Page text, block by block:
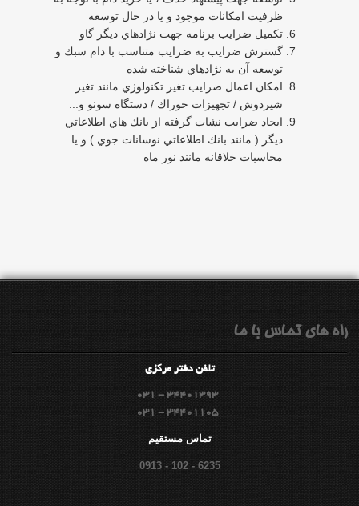
ظرفيت امكانات موجود و يا در حال توسعه
تكميل ضرايب برنامه جهت نژادهاي ديگر گاو
گسترش ضرايب به ضرايب متناسب با دام سبك و
توسعه آن به نژادهاي شناخته شده
امكان اعمال ضرايب تغير تكنولوژي مانند تغير
شيردوش / تجهيزات خوراك / دستگاه سونو و...
ايجاد ضرايب نشات گرفته از بانك هاي اطلاعاتي
ديگر ( مانند بانك اطلاعاتي نوسانات جوي ) و يا
محاسبات خلاقانه مانند نور ماه
راه هاي تماس با ما
تلفن دفتر مركزي
031 - 34401393
031 - 34401105
تماس مستقيم
0913 - 102 - 6235